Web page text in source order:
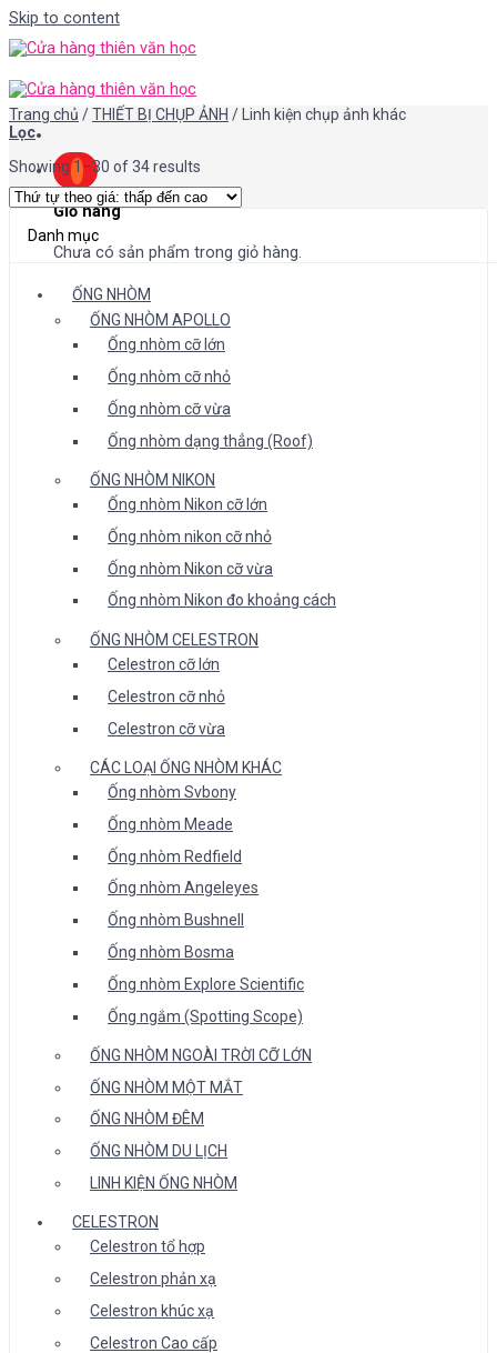
Skip to content
Giỏ hàng
Chưa có sản phẩm trong giỏ hàng.
Trang chủ /THIẾT BỊ CHỤP ẢNH / Linh kiện chụp ảnh khác
Lọc
Showing 1–30 of 34 results
Danh mục
ỐNG NHÒM
ỐNG NHÒM APOLLO
Ống nhòm cỡ lớn
Ống nhòm cỡ nhỏ
Ống nhòm cỡ vừa
Ống nhòm dạng thẳng (Roof)
ỐNG NHÒM NIKON
Ống nhòm Nikon cỡ lớn
Ống nhòm nikon cỡ nhỏ
Ống nhòm Nikon cỡ vừa
Ống nhòm Nikon đo khoảng cách
ỐNG NHÒM CELESTRON
Celestron cỡ lớn
Celestron cỡ nhỏ
Celestron cỡ vừa
CÁC LOẠI ỐNG NHÒM KHÁC
Ống nhòm Svbony
Ống nhòm Meade
Ống nhòm Redfield
Ống nhòm Angeleyes
Ống nhòm Bushnell
Ống nhòm Bosma
Ống nhòm Explore Scientific
Ống ngắm (Spotting Scope)
ỐNG NHÒM NGOÀI TRỜI CỠ LỚN
ỐNG NHÒM MỘT MẮT
ỐNG NHÒM ĐÊM
ỐNG NHÒM DU LỊCH
LINH KIỆN ỐNG NHÒM
CELESTRON
Celestron tổ hợp
Celestron phản xạ
Celestron khúc xạ
Celestron Cao cấp